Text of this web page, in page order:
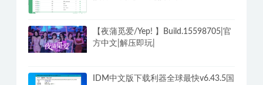
【夜蒲觅爱/Yep! 】Build.15598705|官
方中文|解压即玩|
IDM中文版下载利器全球最快v6.43.5国